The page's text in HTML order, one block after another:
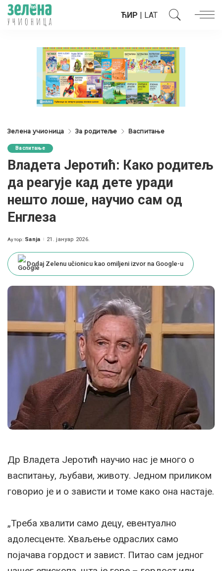
ЋИР | LAT
Зелена учионица За родитеље Васпитање
Васпитање
Владета Јеротић: Како родитељ
да реагује кад дете уради
нешто лоше, научио сам од
Енглеза
Posted
Аутор: Sanja 21. јануар 2026.
Dodaj Zelenu učionicu kao omiljeni izvor na Google-u
Др Владета Јеротић научио нас је много о
васпитању, љубави, животу. Једном приликом
говорио је и о зависти и томе како она настаје.
„Треба хвалити само децу, евентуално
адолесценте. Хваљење одраслих само
појачава гордост и завист. Питао сам једног